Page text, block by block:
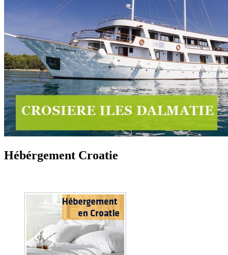
Hébérgement Croatie